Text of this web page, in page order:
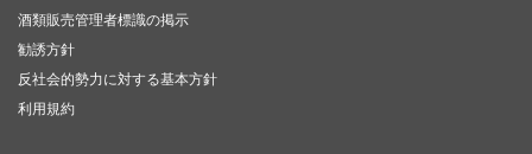
酒類販売管理者標識の掲示
勧誘方針
反社会的勢力に対する基本方針
利用規約